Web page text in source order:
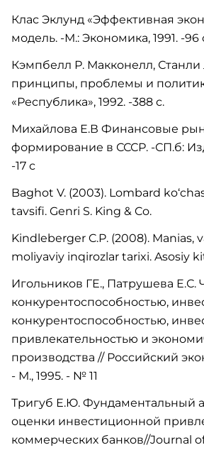
Клас Эклунд «Эффективная
модель. -М.: Экономика, 1991. -96
Кэмпбелл Р. Макконелл,
принципы, проблемы и
«Республика», 1992. -388 с.
Михайлова Е.В Финансовые
формирование в СССР. -СП.б:
-17 с
Baghot V. (2003). Lombard
tavsifi. Genri S. King & Co.
Kindleberger C.P. (2008). Manias,
moliyaviy inqirozlar tarixi. Asosiy
Игольников ГЕ., Патрушева Е.С.
конкурентоспособностью,
конкурентоспособностью,
привлекательностью и
производства // Российский
- М., 1995. - № 11
Тригуб Е.Ю. Фундаментальный
оценки инвестиционной
коммерческих банков//Journal